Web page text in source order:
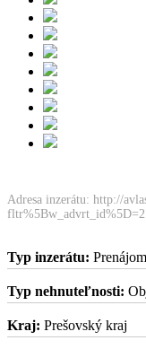
Adresa inzerátu: http://
Typ inzerátu:
Typ nehnuteľnosti:
Kraj: Prešovský kraj